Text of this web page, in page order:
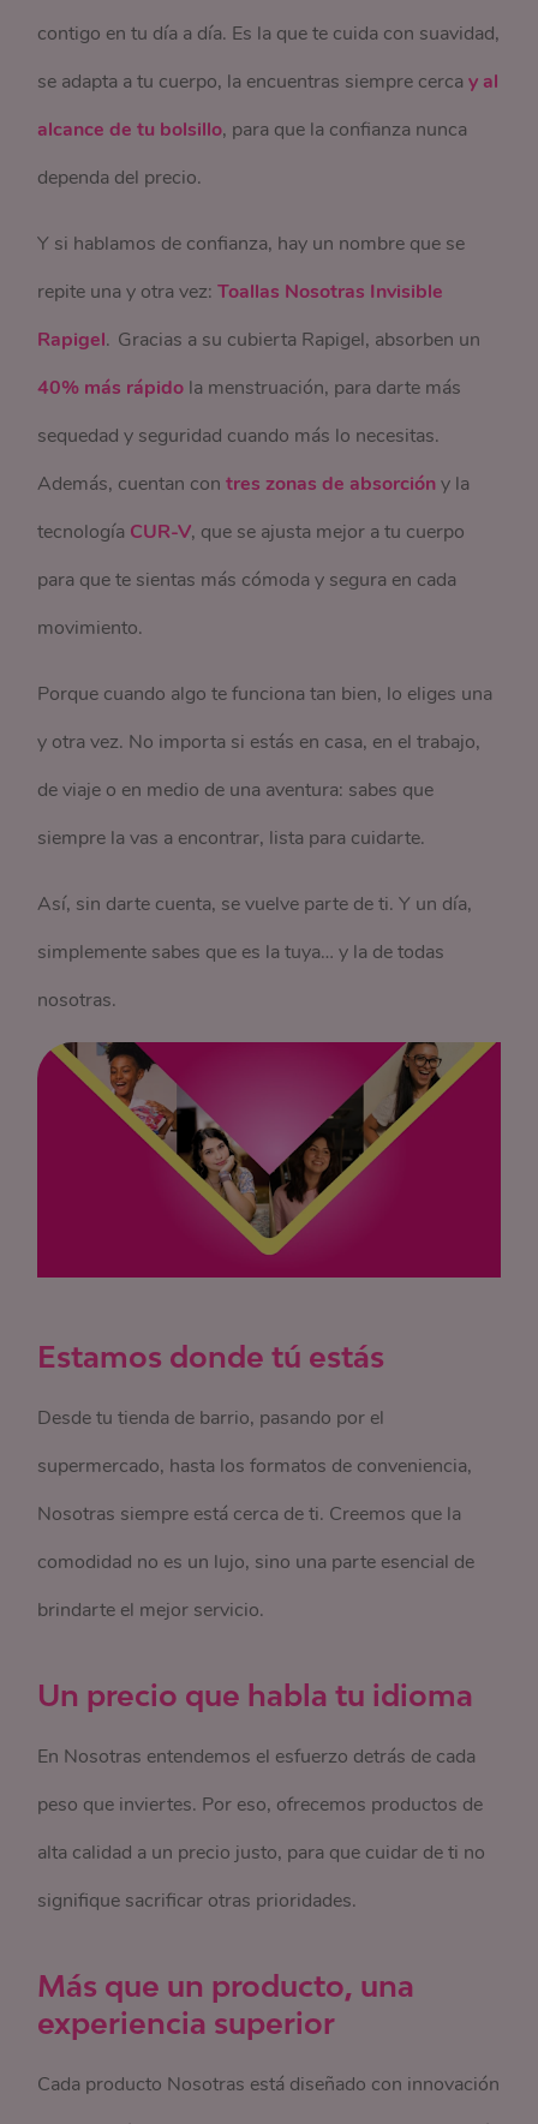
contigo en tu día a día. Es la que te cuida con suavidad,
se adapta a tu cuerpo, la encuentras siempre cercay al
alcance de tu bolsillo, para que la confianza nunca
dependa del precio.
Y si hablamos de confianza, hay un nombre que se
repite una y otra vez:Toallas Nosotras Invisible
Rapigel. Gracias a su cubierta Rapigel, absorben un
40% más rápido la menstruación, para darte más
sequedad y seguridad cuando más lo necesitas.
Además, cuentan contres zonas de absorcióny la
tecnología CUR-V, que se ajusta mejor a tu cuerpo
para que te sientas más cómoda y segura en cada
movimiento.
Porque cuando algo te funciona tan bien, lo eliges una
y otra vez. No importa si estás en casa, en el trabajo,
de viaje o en medio de una aventura: sabes que
siempre la vas a encontrar, lista para cuidarte.
Así, sin darte cuenta, se vuelve parte de ti. Y un día,
simplemente sabes que es la tuya… y la de todas
nosotras.
Estamos donde tú estás
Desde tu tienda de barrio, pasando por el
supermercado, hasta los formatos de conveniencia,
Nosotras siempre está cerca de ti. Creemos que la
comodidad no es un lujo, sino una parte esencial de
brindarte el mejor servicio.
Un precio que habla tu idioma
En Nosotras entendemos el esfuerzo detrás de cada
peso que inviertes. Por eso, ofrecemos productos de
alta calidad a un precio justo, para que cuidar de ti no
signifique sacrificar otras prioridades.
Más que un producto, una
experiencia superior
Cada producto Nosotras está diseñado con innovación